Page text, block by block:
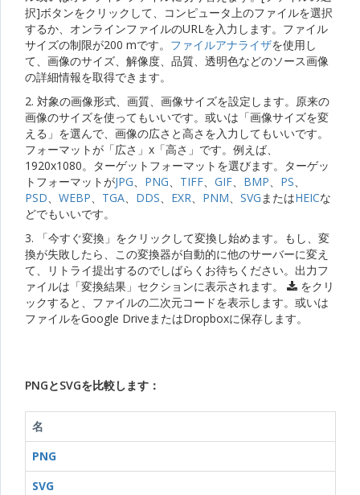
択]ボタンをクリックして、コンピュータ上のファイルを選択
するか、オンラインファイルのURLを入力します。ファイル
サイズの制限が200 mです。 ファイルアナライザを使用し
て、画像のサイズ、解像度、品質、透明色などのソース画像
の詳細情報を取得できます。
2. 対象の画像形式、画質、画像サイズを設定します。原来の
画像のサイズを使ってもいいです。或いは「画像サイズを変
える」を選んで、画像の広さと高さを入力してもいいです。
フォーマットが「広さ」x「高さ」です。例えば、
1920x1080。ターゲットフォーマットを選びます。ターゲッ
トフォーマットがJPG、 PNG、 TIFF、 GIF、 BMP、 PS、
PSD、 WEBP、 TGA、 DDS、 EXR、 PNM、 SVGまたはHEICな
どでもいいです。
3. 「今すぐ変換」をクリックして変換し始めます。もし、変
換が失敗したら、この変換器が自動的に他のサーバーに変え
て、リトライ提出するのでしばらくお待ちください。出力フ
ァイルは「変換結果」セクションに表示されます。
をクリ
ックすると、ファイルの二次元コードを表示します。或いは
ファイルをGoogle DriveまたはDropboxに保存します。
PNGとSVGを比較します：
名
PNG
SVG